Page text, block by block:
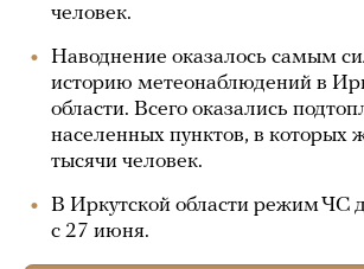
человек.
Наводнение оказалось самым
историю метеонаблюдений в
области. Всего оказались
населенных пунктов, в которых
тысячи человек.
В Иркутской области режим ЧС
с 27 июня.